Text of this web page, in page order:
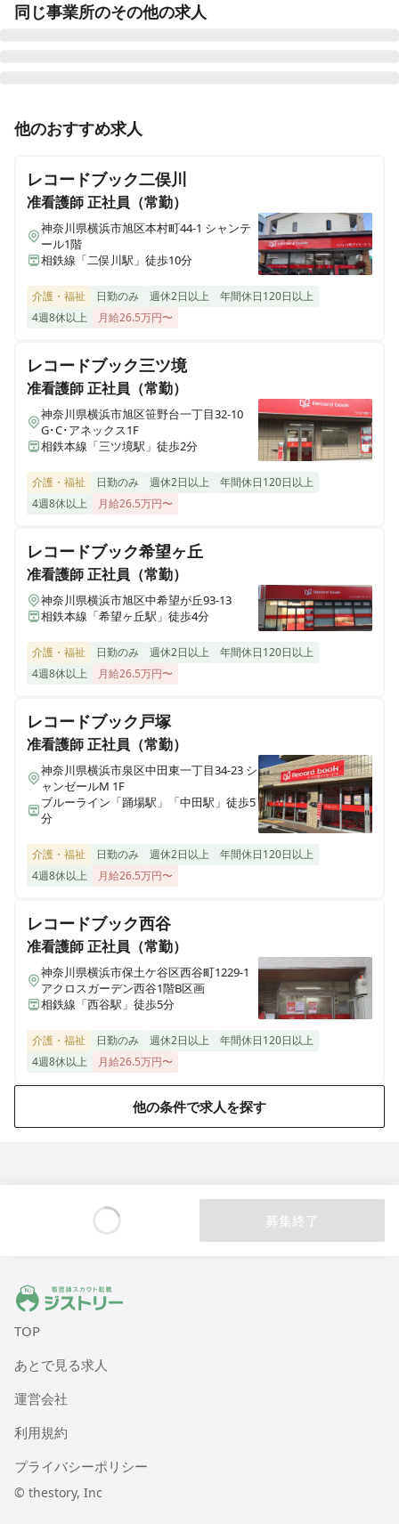
愛知県岡崎市井田西町13番16
ヒューマンライフケア 平安の湯
ヒューマンライフケア 泉大津の湯
大阪府泉大津市虫取町2丁目6番43号
ヒューマンライフケア 本郷の湯
愛知県名古屋市名東区本郷2丁目77番地1 メゾントモエ1階
ヒューマンライフケア伏見の宿
京都府京都市伏見区日野谷寺町68
ヒューマンライフケア 望地
神奈川県綾瀬市小園1538番1号 メゾンサンサーラ1階
神奈川県川崎市高津区宇奈根633-2
ヒューマンライフケア宮前の宿
神奈川県川崎市宮前区水沢3丁目14番3号
ヒューマンライフケア麻生グループホーム
ヒューマンライフケア 日根野湯
大阪府泉佐野市日根野7157
ヒューマンライフケア 八尾の湯
大阪府八尾市本町1丁目1番18号 レジデンス八楽101
ヒューマンライフケア 鶴の湯（デイサービス）
ヒューマンライフケア 小松湯
東京都板橋区南常盤台2丁目9番2号 コーポ小松
ヒューマンライフケア中村橋の宿
東京都町田市木曽西2004-12-15
同じ事業所のその他の求人
准看護師 正社員（常勤）
夜勤なし／賞与年2回／豊富な研修制度／退職金制度／
正看護師 パート・アルバイト
夜勤なし／賞与（一時金）年2回／昇給年1回／豊富な研
修制度／個別ケア／介護業界未経験OK
夜勤なし／賞与（一時金）年2回／昇給年1回／豊富な研
修制度／個別ケア／介護業界未経験OK
他のおすすめ求人
レコードブック二俣川
准看護師正社員（常勤）
神奈川県横浜市旭区本村町44-1 シャンテ
ール1階
相鉄線「二俣川駅」徒歩10分
介護・福祉 日勤のみ 週休2日以上
年間休日120日以上
4週8休以上
月給26.5万円〜
レコードブック三ツ境
准看護師正社員（常勤）
神奈川県横浜市旭区笹野台一丁目32-10
G･C･アネックス1F
相鉄本線「三ツ境駅」徒歩2分
介護・福祉 日勤のみ 週休2日以上
年間休日120日以上
4週8休以上
月給26.5万円〜
レコードブック希望ヶ丘
准看護師正社員（常勤）
神奈川県横浜市旭区中希望が丘93-13
相鉄本線「希望ヶ丘駅」徒歩4分
介護・福祉 日勤のみ 週休2日以上
年間休日120日以上
4週8休以上
月給26.5万円〜
レコードブック戸塚
准看護師正社員（常勤）
神奈川県横浜市泉区中田東一丁目34-23 シ
ャンゼールM 1F
ブルーライン「踊場駅」「中田駅」徒歩5
分
介護・福祉 日勤のみ 週休2日以上
年間休日120日以上
4週8休以上
月給26.5万円〜
レコードブック西谷
准看護師正社員（常勤）
神奈川県横浜市保土ケ谷区西谷町1229-1
アクロスガーデン西谷1階B区画
相鉄線「西谷駅」徒歩5分
介護・福祉 日勤のみ 週休2日以上
年間休日120日以上
4週8休以上
月給26.5万円〜
他の条件で求人を探す
募集終了
ジストリー 看護師の転職マッチング
TOP
あとで見る求人
運営会社
利用規約
プライバシーポリシー
© thestory, Inc